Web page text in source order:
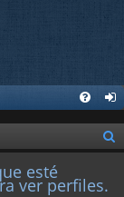
esté
ver perfiles.